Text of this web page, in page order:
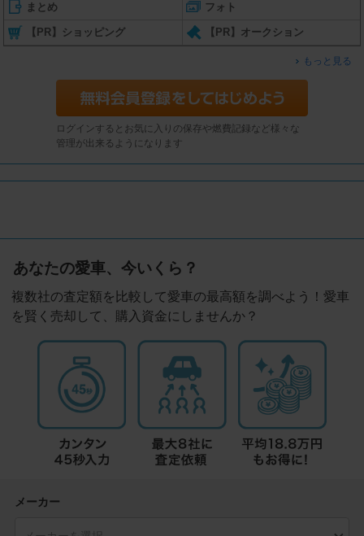
まとめ フォト
【PR】ショッピング 【PR】オークション
もっと見る
ログインするとお気に入りの保存や燃費記録など様々な
管理が出来るようになります
あなたの愛車、今いくら？
複数社の査定額を比較して愛車の最高額を調べよう！愛車
を賢く売却して、購入資金にしませんか？
メーカー